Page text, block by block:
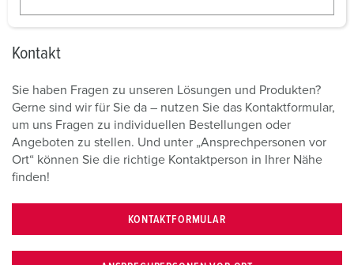
w
h
Kontakt
Sie haben Fragen zu unseren Lösungen und Produkten?
Gerne sind wir für Sie da – nutzen Sie das Kontaktformular,
um uns Fragen zu individuellen Bestellungen oder
Angeboten zu stellen. Und unter „Ansprechpersonen vor
Ort“ können Sie die richtige Kontaktperson in Ihrer Nähe
finden!
KONTAKTFORMULAR